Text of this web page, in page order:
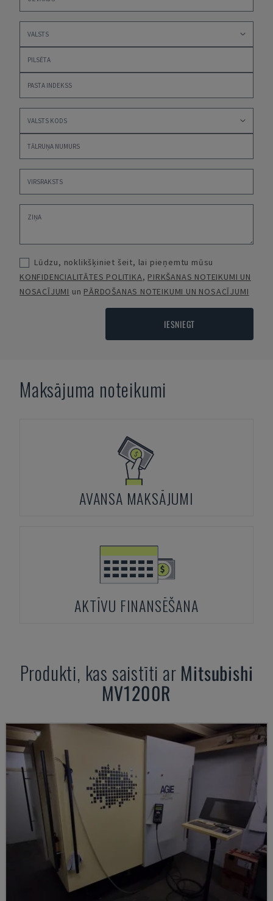
Lūdzu, noklikšķiniet šeit, lai pieņemtu mūsu
KONFIDENCIALITĀTES POLITIKA, PIRKŠANAS NOTEIKUMI UN
NOSACĪJUMI un PĀRDOŠANAS NOTEIKUMI UN NOSACĪJUMI
IESNIEGT
Maksājuma noteikumi
AVANSA MAKSĀJUMI
AKTĪVU FINANSĒŠANA
Produkti, kas saistīti ar Mitsubishi
MV1200R